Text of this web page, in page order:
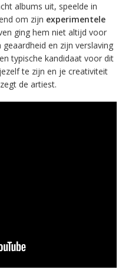
albums uit, speelde in
om zijn experimentele
ging hem niet altijd voor
en zijn verslaving
typische kandidaat voor dit
te zijn en je creativiteit
de artiest.